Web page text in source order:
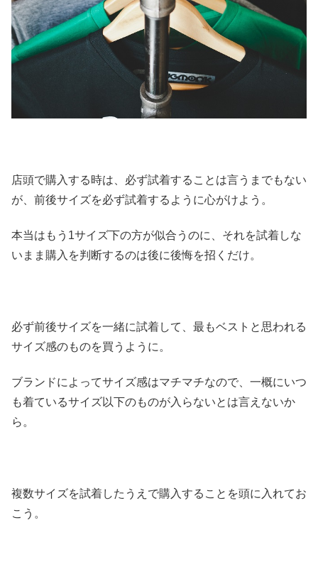
店頭で購入する時は、必ず試着することは言うまでもない
が、前後サイズを必ず試着するように心がけよう。
本当はもう1サイズ下の方が似合うのに、それを試着しな
いまま購入を判断するのは後に後悔を招くだけ。
必ず前後サイズを一緒に試着して、最もベストと思われる
サイズ感のものを買うように。
ブランドによってサイズ感はマチマチなので、一概にいつ
も着ているサイズ以下のものが入らないとは言えないか
ら。
複数サイズを試着したうえで購入することを頭に入れてお
こう。